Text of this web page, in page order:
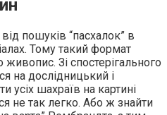
пошуків “пасхалок” в
Тому такий формат
Зі спостерігального
на дослідницький і
усіх шахраїв на картині
не так легко. Або ж знайти